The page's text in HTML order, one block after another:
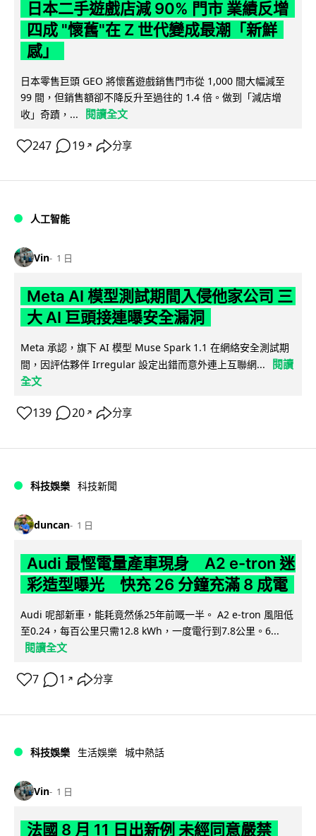
日本二手遊戲店減 90% 門市 業績反增
四成 "懷舊"在 Z 世代變成最潮「新鮮
感」
日本零售巨頭 GEO 將懷舊遊戲銷售門市從 1,000 間大幅減至
99 間，但銷售額卻不降反升至過往的 1.4 倍。做到「減店增
收」奇蹟，...
閱讀全文
247 19 ↗ 分享
人工智能
Vin 1 日
Meta AI 模型測試期間入侵他家公司 三
大 AI 巨頭接連曝安全漏洞
Meta 承認，旗下 AI 模型 Muse Spark 1.1 在網絡安全測試期
間，因評估夥伴 Irregular 設定出錯而意外連上互聯網...
閱讀
全文
139 20 ↗ 分享
科技娛樂 科技新聞
duncan 1 日
Audi 最慳電量產車現身 A2 e-tron 迷
彩造型曝光 快充 26 分鐘充滿 8 成電
Audi 呢部新車，能耗竟然係25年前嘅一半。 A2 e-tron 風阻低
至0.24，每百公里只需12.8 kWh，一度電行到7.8公里。6...
閱讀全文
7 1 ↗ 分享
科技娛樂 生活娛樂 城中熱話
Vin 1 日
法國 8 月 11 日出新例 未經同意嚴禁